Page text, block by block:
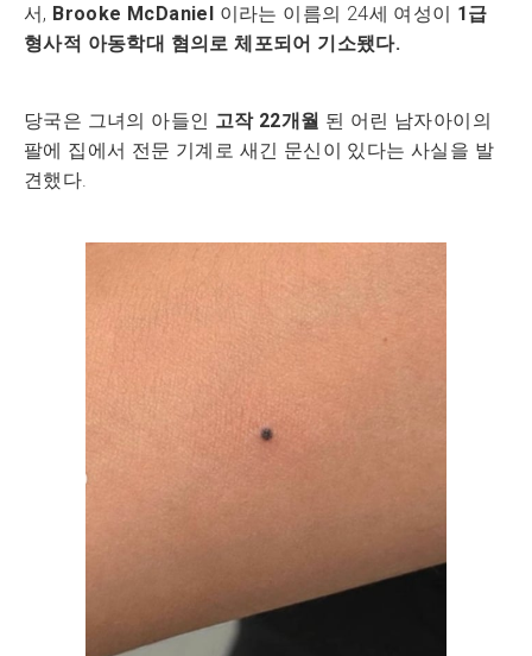
서, Brooke McDaniel 이라는 이름의 24세 여성이 1급
형사적 아동학대 혐의로 체포되어 기소됐다.
당국은 그녀의 아들인 고작 22개월 된 어린 남자아이의
팔에 집에서 전문 기계로 새긴 문신이 있다는 사실을 발
견했다.